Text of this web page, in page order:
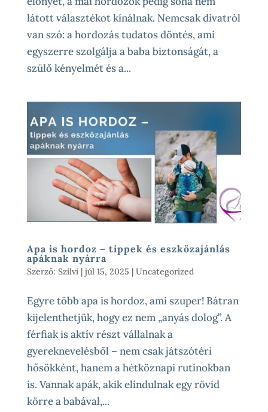
látott választékot kínálnak. Nemcsak divatról
van szó: a hordozás tudatos döntés, ami
egyszerre szolgálja a baba biztonságát, a
szülő kényelmét és a...
Apa is hordoz – tippek és eszközajánlás
apáknak nyárra
Szerző: Szilvi| júl 15, 2025 | Uncategorized
Egyre több apa is hordoz, ami szuper! Bátran
kijelenthetjük, hogy ez nem „anyás dolog”. A
férfiak is aktív részt vállalnak a
gyereknevelésből – nem csak játszótéri
hősökként, hanem a hétköznapi rutinokban
is. Vannak apák, akik elindulnak egy rövid
körre a babával,...